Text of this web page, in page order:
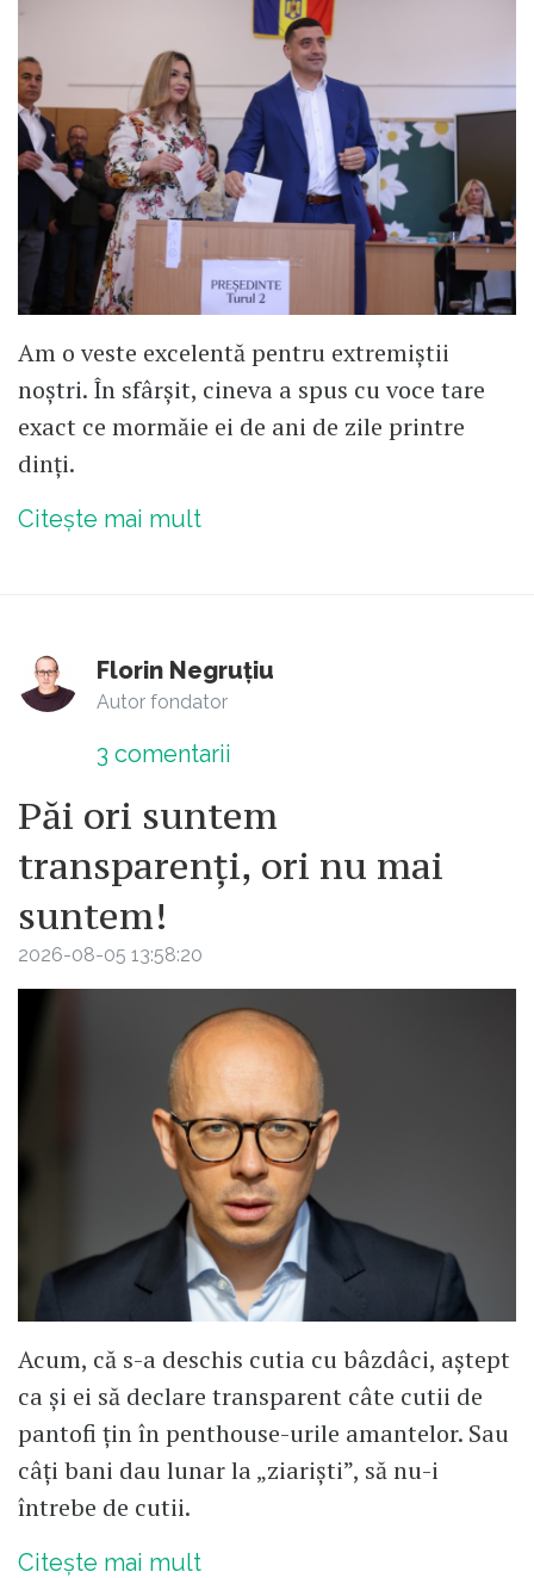
Am o veste excelentă pentru extremiștii
noștri. În sfârșit, cineva a spus cu voce tare
exact ce mormăie ei de ani de zile printre
dinți.
Citește mai mult
Florin Negruțiu
Autor fondator
3 comentarii
Păi ori suntem
transparenți, ori nu mai
suntem!
2026-08-05 13:58:20
Acum, că s-a deschis cutia cu bâzdâci, aștept
ca și ei să declare transparent câte cutii de
pantofi țin în penthouse-urile amantelor. Sau
câți bani dau lunar la „ziariști”, să nu-i
întrebe de cutii.
Citește mai mult